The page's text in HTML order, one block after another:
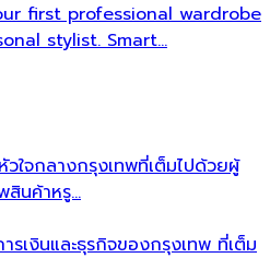
first professional wardrobe
stylist. Smart…
วใจกลางกรุงเทพที่เต็มไปด้วยผู้
สินค้าหรู…
รเงินและธุรกิจของกรุงเทพ ที่เต็ม